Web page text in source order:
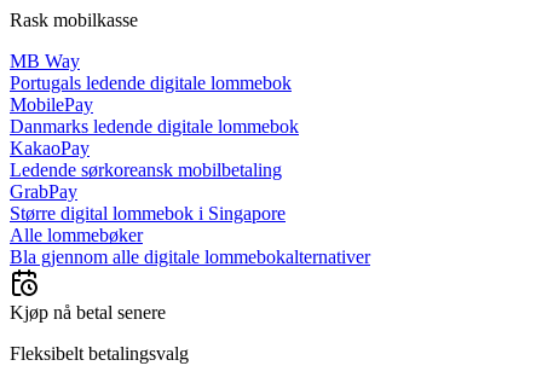
Rask mobilkasse
MB Way
Portugals ledende digitale lommebok
MobilePay
Danmarks ledende digitale lommebok
KakaoPay
Ledende sørkoreansk mobilbetaling
GrabPay
Større digital lommebok i Singapore
Alle lommebøker
Bla gjennom alle digitale lommebokalternativer
Kjøp nå betal senere
Fleksibelt betalingsvalg